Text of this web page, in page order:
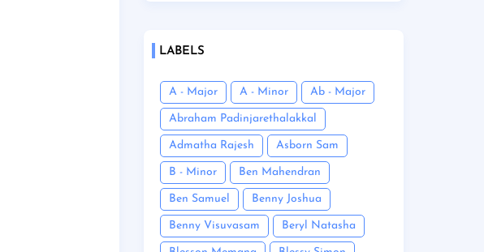
LABELS
A - Major A - Minor Ab - Major
Abraham Padinjarethalakkal
Admatha Rajesh Asborn Sam
B - Minor Ben Mahendran
Ben Samuel Benny Joshua
Benny Visuvasam Beryl Natasha